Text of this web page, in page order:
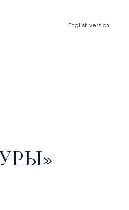
English version